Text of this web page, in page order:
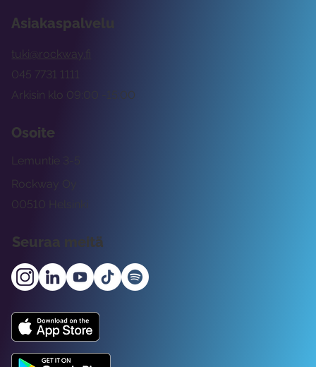
Asiakaspalvelu
tuki@rockway.fi
Arkisin klo 09:00 -15:00
045 7731 1111
Osoite
Rockway Oy
Lemuntie 3-5
00510 Helsinki
Seuraa meitä